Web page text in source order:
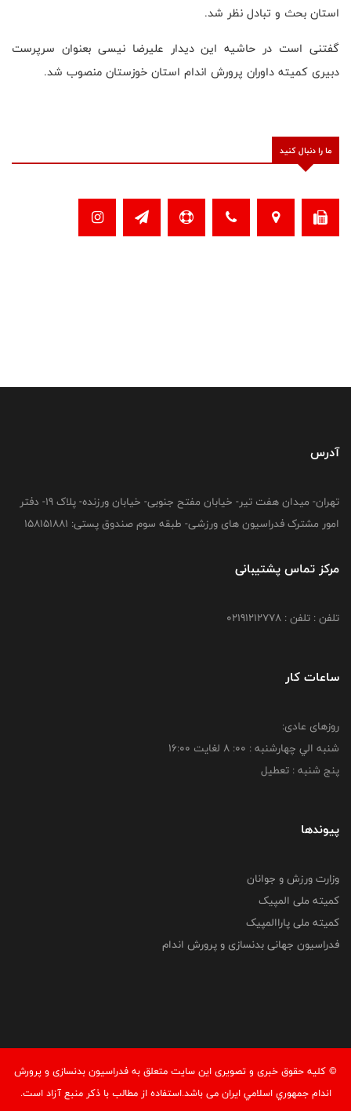
استان بحث و تبادل نظر شد.
گفتنی است در حاشیه این دیدار علیرضا نیسی بعنوان سرپرست
دبیری کمیته داوران پرورش اندام استان خوزستان منصوب شد.
ما را دنبال کنید
آدرس
تهران- میدان هفت تیر- خیابان مفتح جنوبی- خیابان ورزنده- پلاک 19- دفتر
امور مشترک فدراسیون های ورزشی- طبقه سوم صندوق پستی: 158151881
مرکز تماس پشتیبانی
تلفن : تلفن : 02191212778
ساعات کار
روزهای عادی:
شنبه الي چهارشنبه : 00: 8 لغايت 16:00
پنج شنبه : تعطیل
پیوندها
وزارت ورزش و جوانان
کمیته ملی المپیک
کمیته ملی پاراالمپیک
فدراسیون جهانی بدنسازی و پرورش اندام
© کليه حقوق خبری و تصويری اين سايت متعلق به فدراسيون بدنسازی و پرورش
اندام جمهوري اسلامي ايران می باشد.استفاده از مطالب با ذكر منبع آزاد است.